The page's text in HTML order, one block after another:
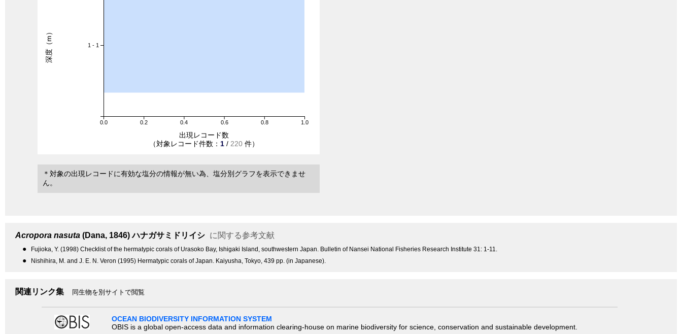
0.0 0.2 0.4 0.6 0.8 1.0
1 - 1
出現レコード数
（対象レコード件数： 1 / 220 件）
深度（m）
＊対象の出現レコードに有効な塩分の情報が無い為、塩分別グラフを表示できませ
ん。
Acropora nasuta (Dana, 1846)ハナガサミドリイシ に関する参考文献
● Fujioka, Y. (1998) Checklist of the hermatypic corals of Urasoko Bay, Ishigaki Island, southwestern Japan. Bulletin of Nansei National Fisheries Research Institute 31: 1-11.
● Nishihira, M. and J. E. N. Veron (1995) Hermatypic corals of Japan. Kaiyusha, Tokyo, 439 pp. (in Japanese).
関連リンク集 同生物を別サイトで閲覧
OCEAN BIODIVERSITY INFORMATION SYSTEM
OBIS is a global open-access data and information clearing-house on marine biodiversity for science, conservation and sustainable development.